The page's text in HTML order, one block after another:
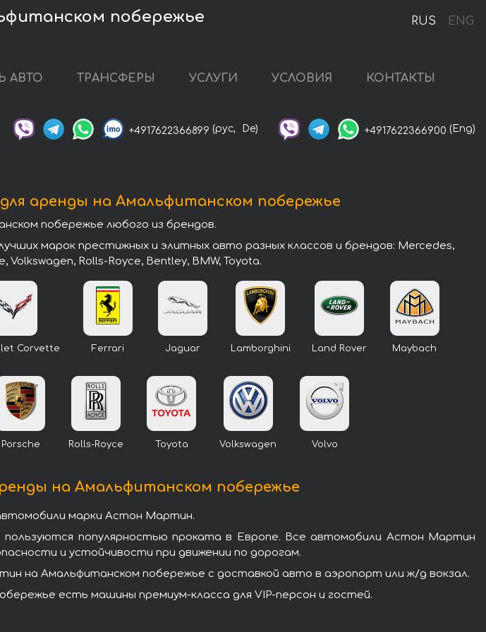
RUS ENG
побережье
АВТО ТРАНСФЕРЫ УСЛУГИ УСЛОВИЯ КОНТАКТЫ
+4917622366899 (рус, De) +4917622366900 (Eng)
аренды на Амальфитанском побережье
побережье любого из брендов.
марок престижных и элитных авто разных классов и брендов: Mercedes,
Volkswagen, Rolls-Royce, Bentley, BMW, Toyota.
Corvette Ferrari Jaguar Lamborghini Land Rover Maybach
Porsche Rolls-Royce Toyota Volkswagen Volvo
на Амальфитанском побережье
марки Астон Мартин.
популярностью проката в Европе. Все автомобили Астон Мартин
и устойчивости при движении по дорогам.
на Амальфитанском побережье с доставкой авто в аэропорт или ж/д вокзал.
есть машины премиум-класса для VIP-персон и гостей.